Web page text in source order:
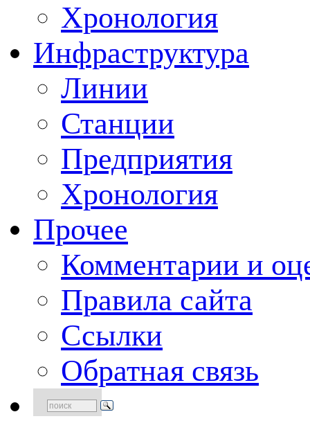
Хронология
Инфраструктура
Линии
Станции
Предприятия
Хронология
Прочее
Комментарии и
Правила сайта
Ссылки
Обратная связь